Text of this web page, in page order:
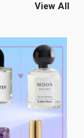
View All